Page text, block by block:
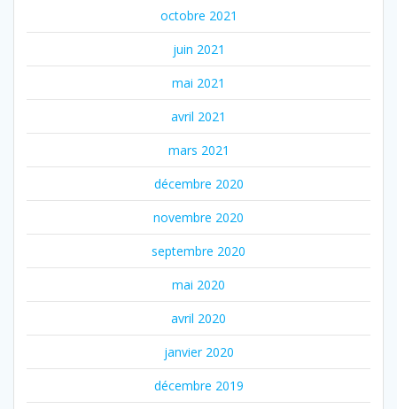
octobre 2021
juin 2021
mai 2021
avril 2021
mars 2021
décembre 2020
novembre 2020
septembre 2020
mai 2020
avril 2020
janvier 2020
décembre 2019